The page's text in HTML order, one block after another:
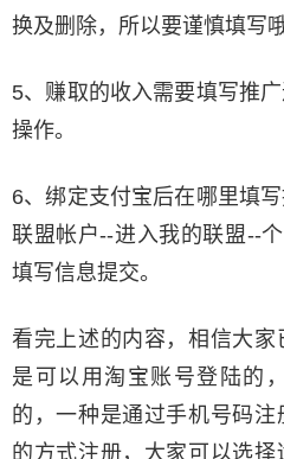
换及删除，所以要谨慎填写哦
5、赚取的收入需要填写推
操作。
6、绑定支付宝后在哪里填
联盟帐户--进入我的联盟--
填写信息提交。
看完上述的内容，相信大
是可以用淘宝账号登陆的
的，一种是通过手机号码
的方式注册，大家可以选